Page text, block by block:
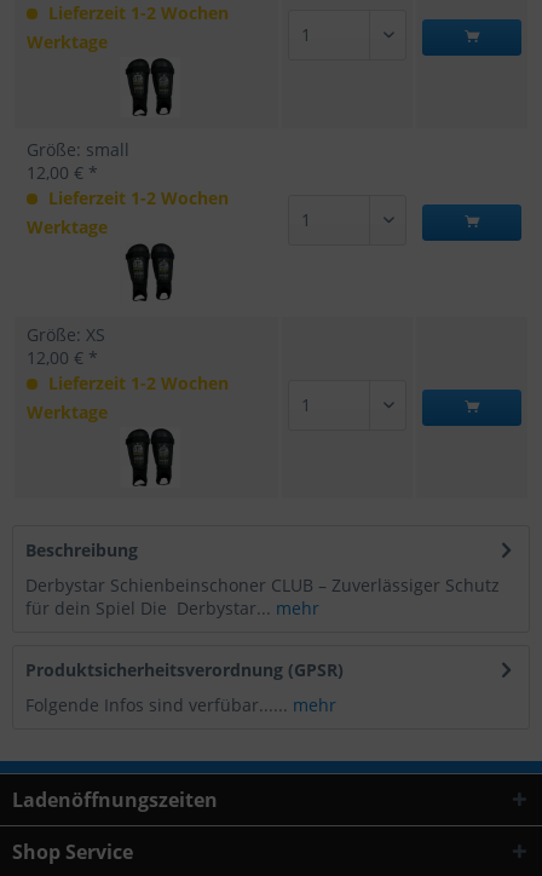
Lieferzeit 1-2 Wochen
Werktage
Größe: small
12,00 € *
Lieferzeit 1-2 Wochen
Werktage
Größe: XS
12,00 € *
Lieferzeit 1-2 Wochen
Werktage
Beschreibung
Derbystar Schienbeinschoner CLUB – Zuverlässiger Schutz
für dein Spiel Die Derbystar... mehr
Produktsicherheitsverordnung (GPSR)
Folgende Infos sind verfübar...... mehr
Ladenöffnungszeiten
Shop Service